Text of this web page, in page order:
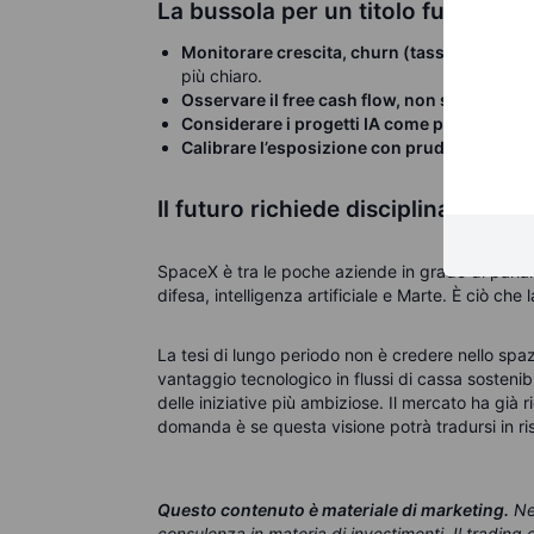
La bussola per un titolo fuori
Monitorare crescita, churn (tasso di
più chiaro.
Osservare il free cash flow, non solo i ricavi
Considerare i progetti IA come potenziale,
Calibrare l’esposizione con prudenza
:
Il futuro richiede disciplina
SpaceX è tra le poche aziende in grado di
difesa, intelligenza artificiale e Marte. È ciò
La tesi di lungo periodo non è credere nello
vantaggio tecnologico in flussi di cassa
delle iniziative più ambiziose. Il mercato ha già
domanda è se questa visione potrà tradursi in
Questo contenuto è materiale di marketing.